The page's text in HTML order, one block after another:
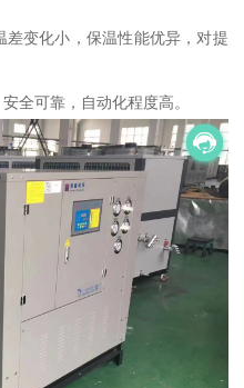
变化小，保温性能优异，对提
全可靠，自动化程度高。